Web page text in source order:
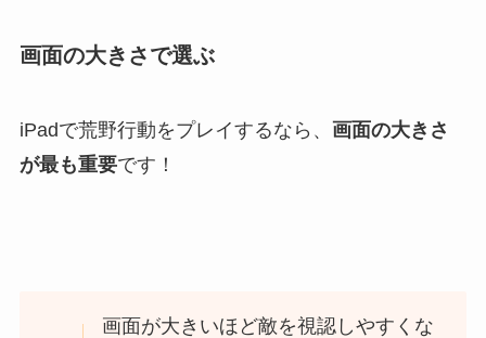
画面の大きさで選ぶ
iPadで荒野行動をプレイするなら、 画面の大きさ
が最も重要です！
画面が大きいほど敵を視認しやすくな